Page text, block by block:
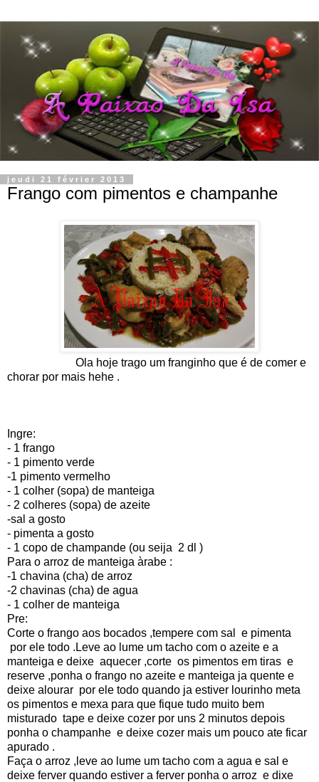
jeudi 21 février 2013
Frango com pimentos e champanhe
Ola hoje trago um franginho que é de comer e
chorar por mais hehe .
Ingre:
- 1 frango
- 1 pimento verde
-1 pimento vermelho
- 1 colher (sopa) de manteiga
- 2 colheres (sopa) de azeite
-sal a gosto
- pimenta a gosto
- 1 copo de champande (ou seija 2 dl )
Para o arroz de manteiga àrabe :
-1 chavina (cha) de arroz
-2 chavinas (cha) de agua
- 1 colher de manteiga
Pre:
Corte o frango aos bocados ,tempere com sal e pimenta
por ele todo .Leve ao lume um tacho com o azeite e a
manteiga e deixe aquecer ,corte os pimentos em tiras e
reserve ,ponha o frango no azeite e manteiga ja quente e
deixe alourar por ele todo quando ja estiver lourinho meta
os pimentos e mexa para que fique tudo muito bem
misturado tape e deixe cozer por uns 2 minutos depois
ponha o champanhe e deixe cozer mais um pouco ate ficar
apurado .
Faça o arroz ,leve ao lume um tacho com a agua e sal e
deixe ferver quando estiver a ferver ponha o arroz e dixe